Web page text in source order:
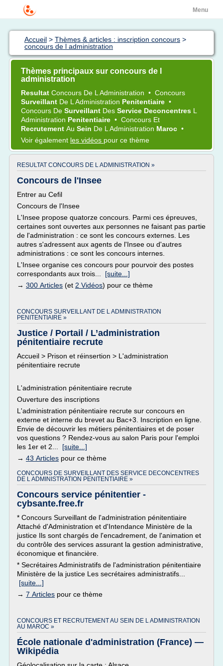
Menu
Accueil > Thèmes & articles : inscription concours >
concours de l administration
Thèmes principaux sur concours de l
administration
Resultat Concours De L Administration • Concours
Surveillant De L Administration Penitentiaire •
Concours De Surveillant Des Service Deconcentres L
Administration Penitentiaire • Concours Et
Recrutement Au Sein De L Administration Maroc •
Voir également les vidéos pour ce thème
RESULTAT CONCOURS DE L ADMINISTRATION »
Concours de l'Insee
Entrer au Cefil
Concours de l'Insee
L'Insee propose quatorze concours. Parmi ces épreuves,
certaines sont ouvertes aux personnes ne faisant pas partie
de l'administration : ce sont les concours externes. Les
autres s'adressent aux agents de l'Insee ou d'autres
administrations : ce sont les concours internes.
L'Insee organise ces concours pour pourvoir des postes
correspondants aux trois... [suite...]
→ 300 Articles (et 2 Vidéos) pour ce thème
CONCOURS SURVEILLANT DE L ADMINISTRATION
PENITENTIAIRE »
Justice / Portail / L’administration
pénitentiaire recrute
Accueil > Prison et réinsertion > L'administration
pénitentiaire recrute
L'administration pénitentiaire recrute
Ouverture des inscriptions
L'administration pénitentiaire recrute sur concours en
externe et interne du brevet au Bac+3. Inscription en ligne.
Envie de découvrir les métiers pénitentiaires et de poser
vos questions ? Rendez-vous au salon Paris pour l'emploi
les 1er et 2... [suite...]
→ 43 Articles pour ce thème
CONCOURS DE SURVEILLANT DES SERVICE DECONCENTRES
DE L ADMINISTRATION PENITENTIAIRE »
Concours service pénitentier -
cybsante.free.fr
* Concours Surveillant de l'administration pénitentiaire
Attaché d'Administration et d'Intendance Ministère de la
justice Ils sont chargés de l'encadrement, de l'animation et
du contrôle des services assurant la gestion administrative,
économique et financière.
* Secrétaires Administratifs de l'administration pénitentiaire
Ministère de la justice Les secrétaires administratifs...
[suite...]
→ 7 Articles pour ce thème
CONCOURS ET RECRUTEMENT AU SEIN DE L ADMINISTRATION
AU MAROC »
École nationale d'administration (France) —
Wikipédia